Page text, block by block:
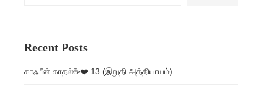
Recent Posts
காஃபீன் காதல்☕❤️ 13 (இறுதி அத்தியாயம்)